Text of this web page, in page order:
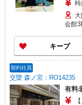
会館
キープ
契約社員
交欒 森ノ宮：RO14235
有料